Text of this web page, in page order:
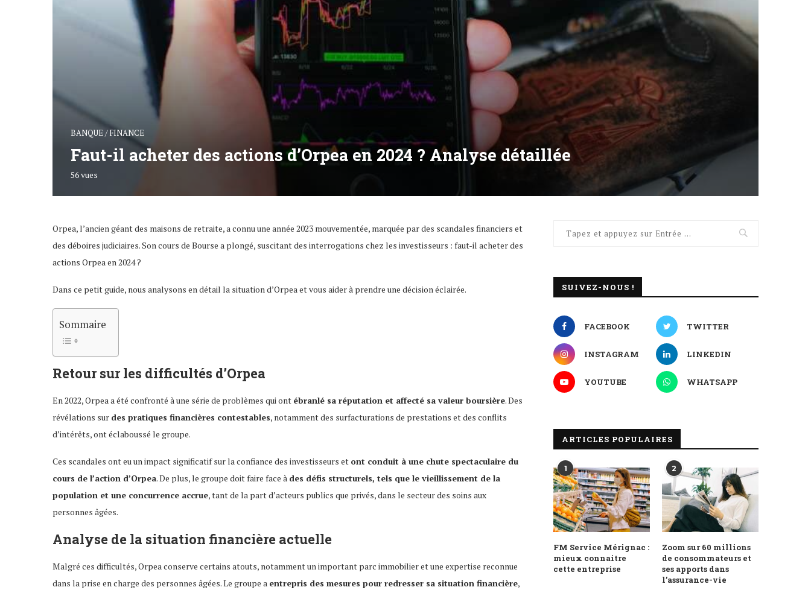
BANQUE / FINANCE
Faut-il acheter des actions d’Orpea en 2024 ? Analyse détaillée
56vues
Orpea, l’ancien géant des maisons de retraite, a connu une année 2023 mouvementée, marquée par des scandales financiers et
des déboires judiciaires. Son cours de Bourse a plongé, suscitant des interrogations chez les investisseurs : faut-il acheter des
actions Orpea en 2024 ?
Dans ce petit guide, nous analysons en détail la situation d’Orpea et vous aider à prendre une décision éclairée.
Sommaire
Retour sur les difficultés d’Orpea
En 2022, Orpea a été confronté à une série de problèmes qui ont ébranlé sa réputation et affecté sa valeur boursière. Des
révélations sur des pratiques financières contestables, notamment des surfacturations de prestations et des conflits
d’intérêts, ont éclaboussé le groupe.
Ces scandales ont eu un impact significatif sur la confiance des investisseurs et ont conduit à une chute spectaculaire du
cours de l’action d’Orpea. De plus, le groupe doit faire face à des défis structurels, tels que le vieillissement de la
population et une concurrence accrue, tant de la part d’acteurs publics que privés, dans le secteur des soins aux
personnes âgées.
Analyse de la situation financière actuelle
Malgré ces difficultés, Orpea conserve certains atouts, notamment un important parc immobilier et une expertise reconnue
dans la prise en charge des personnes âgées. Le groupe a entrepris des mesures pour redresser sa situation financière,
SUIVEZ-NOUS !
FACEBOOK TWITTER
INSTAGRAM LINKEDIN
YOUTUBE WHATSAPP
ARTICLES POPULAIRES
1
FM Service Mérignac :
mieux connaitre
cette entreprise
2
Zoom sur 60 millions
de consommateurs et
ses apports dans
l’assurance-vie